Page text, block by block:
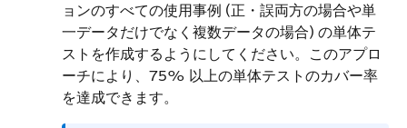
ョンのすべての使用事例 (正・誤両方の場合や単
一データだけでなく複数データの場合) の単体テ
ストを作成するようにしてください。このアプロ
ーチにより、75% 以上の単体テストのカバー率
を達成できます。